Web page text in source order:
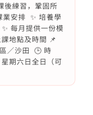
後練習，鞏固所
業安排 ✨ 培養學
每月提供一份模
地點及時間 📌
／沙田 🕒 時
期六日全日（可